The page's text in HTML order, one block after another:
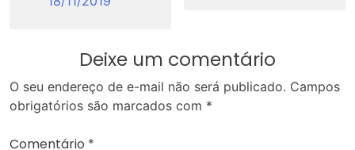
Deixe um comentário
O seu endereço de e-mail não será publicado. Campos
obrigatórios são marcados com *
Comentário *